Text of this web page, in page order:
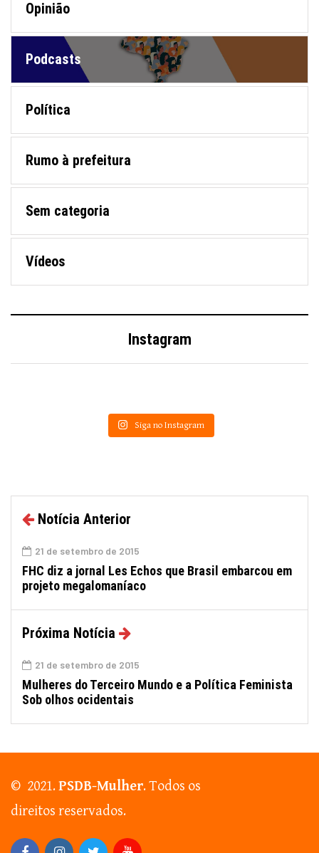
Opinião
Podcasts
Política
Rumo à prefeitura
Sem categoria
Vídeos
Instagram
Siga no Instagram
Notícia Anterior
21 de setembro de 2015
FHC diz a jornal Les Echos que Brasil embarcou em
projeto megalomaníaco
Próxima Notícia
21 de setembro de 2015
Mulheres do Terceiro Mundo e a Política Feminista
Sob olhos ocidentais
© 2021.PSDB-Mulher. Todos os
direitos reservados.